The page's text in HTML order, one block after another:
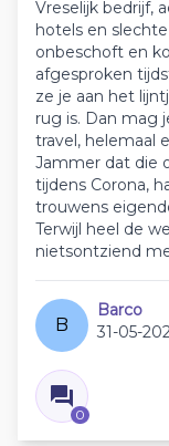
Vreselijk bedrijf,
hotels en
onbeschoft en
afgesproken
ze je aan het
rug is. Dan mag
travel, helemaal
Jammer dat die
tijdens Corona,
trouwens
Terwijl heel de
nietsontziend
B
Barco
31-05-
0